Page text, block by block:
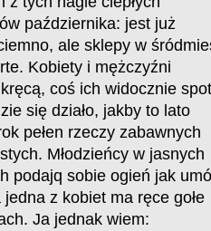
października: jest już
ale sklepy w
Kobiety i mężczyźni
coś ich widocznie
się działo, jakby to lato
pełen rzeczy zabawnych
Młodzieńcy w jasnych
podajq sobie ogień jak
jedna z kobiet ma ręce gołe
Ja jednak wiem: